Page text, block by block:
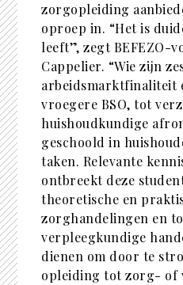
zorgopleiding
oproep in. “Het is
leeft”, zegt BEFEZO-
Cappelier. “Wie zijn
arbeidsmarktfinaliteit
vroegere BSO, tot
huishoudkundige
geschoold in
taken. Relevante
ontbreekt deze
theoretische en
zorghandelingen en
verpleegkundige
dienen om door te
opleiding tot zorg- of